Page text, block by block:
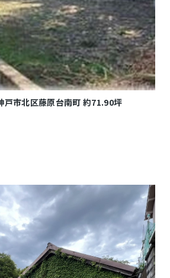
戸市北区藤原台南町 約71.90坪